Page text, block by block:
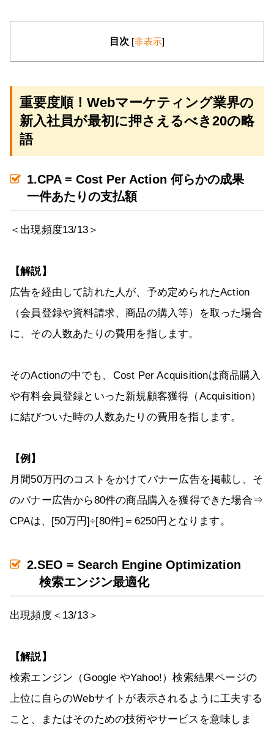
目次 [非表示]
重要度順！Webマーケティング業界の
新入社員が最初に押さえるべき20の略
語
1.CPA = Cost Per Action 何らかの成果
一件あたりの支払額
＜出現頻度13/13＞
【解説】
広告を経由して訪れた人が、予め定められたAction
（会員登録や資料請求、商品の購入等）を取った場合
に、その人数あたりの費用を指します。
そのActionの中でも、Cost Per Acquisitionは商品購入
や有料会員登録といった新規顧客獲得（Acquisition）
に結びついた時の人数あたりの費用を指します。
【例】
月間50万円のコストをかけてバナー広告を掲載し、そ
のバナー広告から80件の商品購入を獲得できた場合⇒
CPAは、[50万円]÷[80件]＝6250円となります。
2.SEO = Search Engine Optimization
検索エンジン最適化
出現頻度＜13/13＞
【解説】
検索エンジン（Google やYahoo!）検索結果ページの
上位に自らのWebサイトが表示されるように工夫する
こと、またはそのための技術やサービスを意味しま